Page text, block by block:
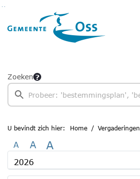
Ga naar de inhoud van deze pagina
Ga naar het zoeken
Ga naar het menu
Zoeken
U bevindt zich hier: Home Vergaderingen
A A A
2026